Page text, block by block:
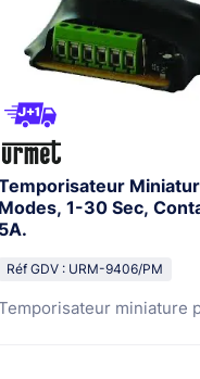
Modes, 1-30 Sec,
5A.
Réf GDV : URM-9406/PM
miniature